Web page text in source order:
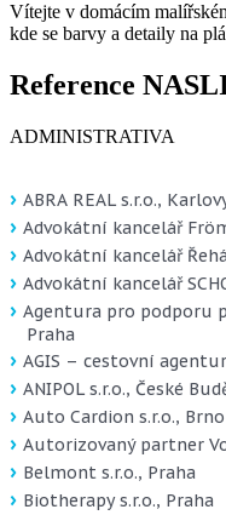
Vítejte v domácím
kde se barvy a detaily na
Reference
ADMINISTRATIVA
ABRA REAL s.r.o.,
Advokátní kancelář
Advokátní kancelář
Advokátní kancelář
Agentura pro podporu
Praha
AGIS – cestovní
ANIPOL s.r.o., České
Auto Cardion s.r.o., Brno
Autorizovaný partner
Belmont s.r.o., Praha
Biotherapy s.r.o., Praha